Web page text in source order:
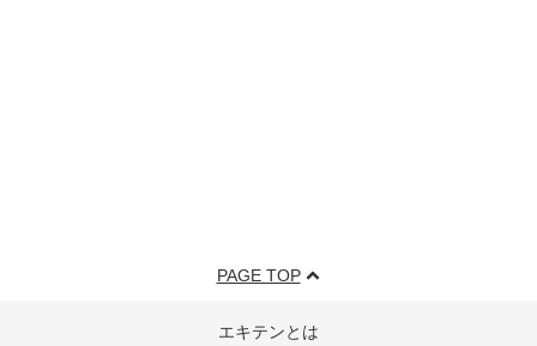
PAGE TOP
エキテンとは